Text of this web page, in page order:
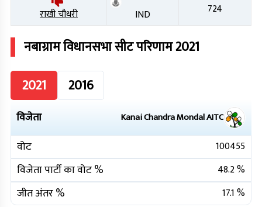
राखी चौधरी IND 724
नबाग्रामविधानसभा सीट परिणाम2021
2021
2016
विजेता Kanai Chandra MondalAITC
वोट 100455
विजेता पार्टी का वोट % 48.2%
जीत अंतर % 17.1%